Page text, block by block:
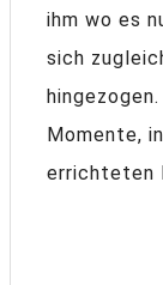
ihm wo es
sich
Momente,
errichteten